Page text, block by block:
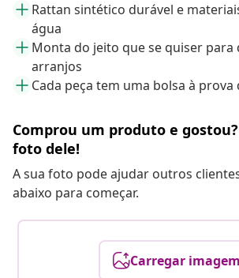
Rattan sintético durável e
água
Monta do jeito que se quiser para
arranjos
Cada peça tem uma bolsa à prova
Comprou um produto e
foto dele!
A sua foto pode ajudar outros
abaixo para começar.
Carregar imagem